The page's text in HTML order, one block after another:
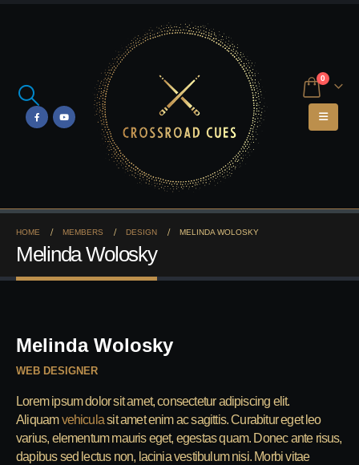
0
HOME MEMBERS DESIGN MELINDA WOLOSKY
Melinda Wolosky
Melinda Wolosky
WEB DESIGNER
Lorem ipsum dolor sit amet, consectetur adipiscing elit.
Aliquamvehiculasit amet enim ac sagittis. Curabitur eget leo
varius, elementum mauris eget, egestas quam. Donec ante risus,
dapibus sed lectus non, lacinia vestibulum nisi. Morbi vitae